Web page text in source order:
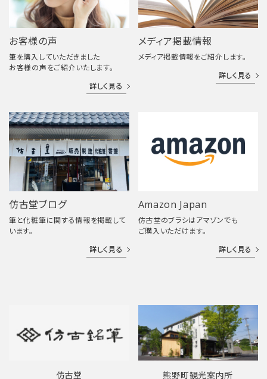
お客様の声
筆を購入していただきました
お客様の声をご紹介いたします。
詳しく見る
メディア掲載情報
メディア掲載情報をご紹介します。
詳しく見る
仿古堂ブログ
筆と化粧筆に関する情報を掲載して
います。
詳しく見る
Amazon Japan
仿古堂のブラシはアマゾンでも
ご購入いただけます。
詳しく見る
仿古堂
熊野町観光案内所